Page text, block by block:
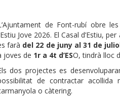
de Font-rubí obre
Jove 2026. El Casal d’Estiu, per
farà del 22 de juny al 31 de
joves de 1r a 4t d’ESO, tindrà lloc
dos projectes es
de contractar
o càtering.